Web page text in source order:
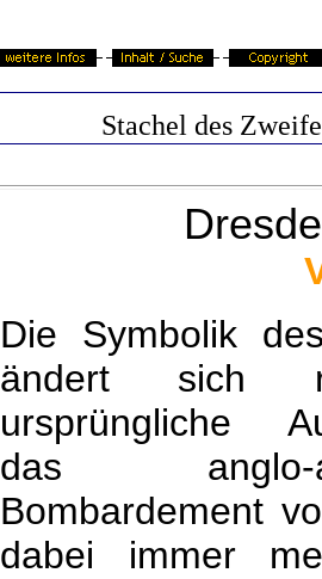
Stachel des
Die Symbolik
ändert sich
ursprüngliche
das anglo-
Bombardement
dabei immer